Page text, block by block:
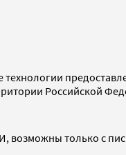
Российской
только с